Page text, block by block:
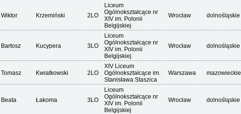
Wiktor Krzemiński 2LO
Liceum
Ogólnokształcące nr
XIV im. Polonii
Belgijskiej
Wrocław dolnośląskie
Bartosz Kucypera 3LO
Liceum
Ogólnokształcące nr
XIV im. Polonii
Belgijskiej
Wrocław dolnośląskie
Tomasz Kwiatkowski 2LO
XIV Liceum
Ogólnokształcące im.
Stanisława Staszica
Warszawa mazowieckie
Beata Łakoma 3LO
Liceum
Ogólnokształcące nr
XIV im. Polonii
Belgijskiej
Wrocław dolnośląskie